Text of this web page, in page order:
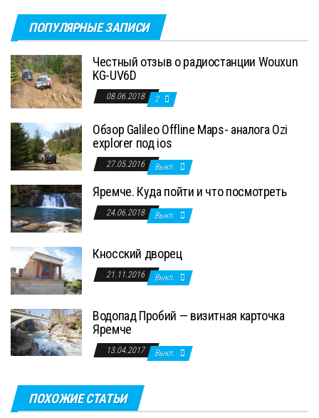
ПОПУЛЯРНЫЕ ЗАПИСИ
Честный отзыв о радиостанции Wouxun
KG-UV6D
08.06.2018 2
Обзор Galileo Offline Maps- аналога Ozi
explorer под ios
27.05.2016 Выкл.
Яремче. Куда пойти и что посмотреть
24.06.2018 Выкл.
Кносский дворец
21.11.2016 Выкл.
Водопад Пробий — визитная карточка
Яремче
13.04.2017 Выкл.
ПОХОЖИЕ СТАТЬИ